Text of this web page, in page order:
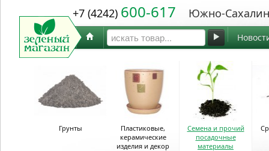
+7 (4242) 600-617 Южно-
Грунты
Пластиковые,
керамические
изделия и декор
Семена и прочий
посадочные
материалы